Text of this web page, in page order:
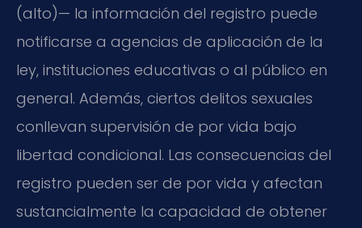
(alto)— la información del registro puede
notificarse a agencias de aplicación de la
ley, instituciones educativas o al público en
general. Además, ciertos delitos sexuales
conllevan supervisión de por vida bajo
libertad condicional. Las consecuencias del
registro pueden ser de por vida y afectan
sustancialmente la capacidad de obtener